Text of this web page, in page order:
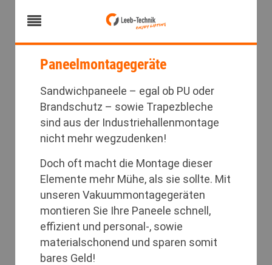
Paneelmontagegeräte
Sandwichpaneele – egal ob PU oder
Brandschutz – sowie Trapezbleche
sind aus der Industriehallenmontage
nicht mehr wegzudenken!
Doch oft macht die Montage dieser
Elemente mehr Mühe, als sie sollte. Mit
unseren Vakuummontagegeräten
montieren Sie Ihre Paneele schnell,
effizient und personal-, sowie
materialschonend und sparen somit
bares Geld!